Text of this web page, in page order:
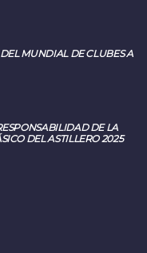
MUNDIAL DE CLUBES A
DE LA
DEL ASTILLERO 2025